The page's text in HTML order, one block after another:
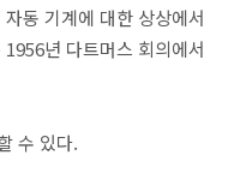
동 기계에 대한 상상에서
1956년 다트머스 회의에서
수 있다.